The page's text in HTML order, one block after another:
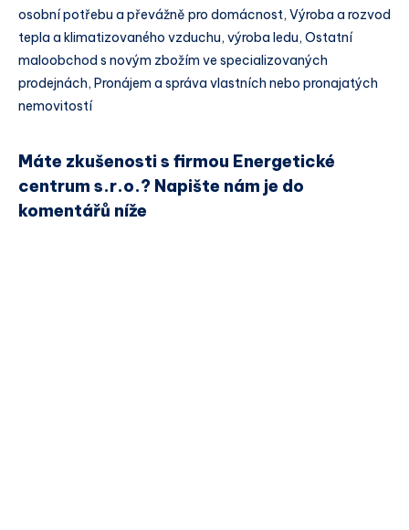
osobní potřebu a převážně pro domácnost, Výroba a rozvod
tepla a klimatizovaného vzduchu, výroba ledu, Ostatní
maloobchod s novým zbožím ve specializovaných
prodejnách, Pronájem a správa vlastních nebo pronajatých
nemovitostí
Máte zkušenosti s firmou Energetické
centrum s.r.o.? Napište nám je do
komentářů níže